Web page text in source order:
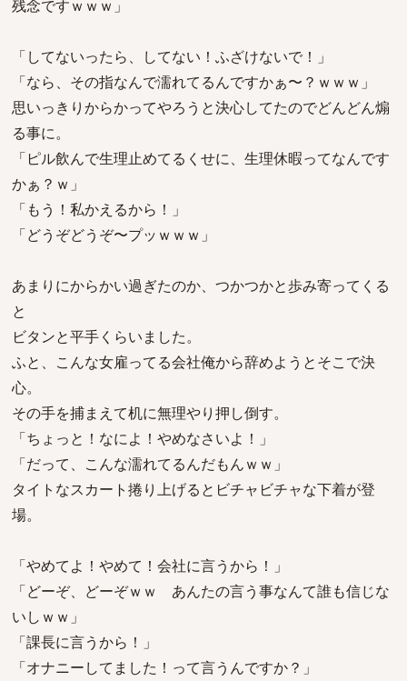
残念ですｗｗｗ」
「してないったら、してない！ふざけないで！」
「なら、その指なんで濡れてるんですかぁ〜？ｗｗｗ」
思いっきりからかってやろうと決心してたのでどんどん煽
る事に。
「ピル飲んで生理止めてるくせに、生理休暇ってなんです
かぁ？ｗ」
「もう！私かえるから！」
「どうぞどうぞ〜プッｗｗｗ」
あまりにからかい過ぎたのか、つかつかと歩み寄ってくる
と
ビタンと平手くらいました。
ふと、こんな女雇ってる会社俺から辞めようとそこで決
心。
その手を捕まえて机に無理やり押し倒す。
「ちょっと！なによ！やめなさいよ！」
「だって、こんな濡れてるんだもんｗｗ」
タイトなスカート捲り上げるとビチャビチャな下着が登
場。
「やめてよ！やめて！会社に言うから！」
「どーぞ、どーぞｗｗ あんたの言う事なんて誰も信じな
いしｗｗ」
「課長に言うから！」
「オナニーしてました！って言うんですか？」